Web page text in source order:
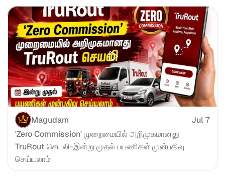
Magudam
Jul 7
'Zero Commission' முறைமையில் அறிமுகமானது
TruRout செயலி-இன்று முதல் பயணிகள் முன்பதிவு
செய்யலாம்